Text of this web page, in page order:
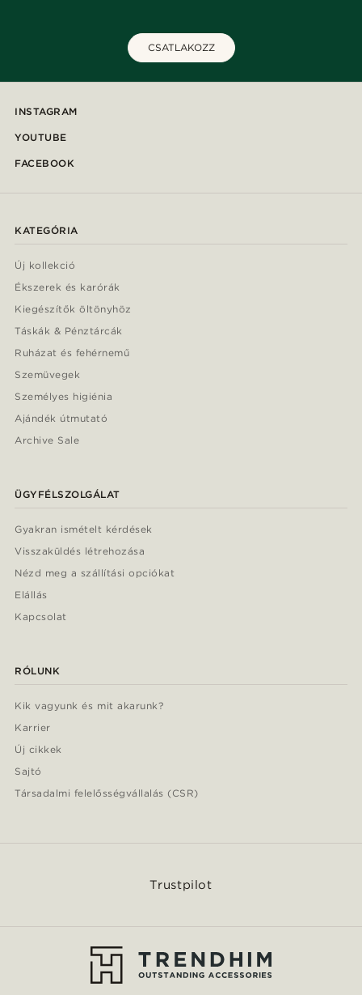
CSATLAKOZZ
INSTAGRAM
YOUTUBE
FACEBOOK
KATEGÓRIA
Új kollekció
Ékszerek és karórák
Kiegészítők öltönyhöz
Táskák & Pénztárcák
Ruházat és fehérnemű
Szemüvegek
Személyes higiénia
Ajándék útmutató
Archive Sale
ÜGYFÉLSZOLGÁLAT
Gyakran ismételt kérdések
Visszaküldés létrehozása
Nézd meg a szállítási opciókat
Elállás
Kapcsolat
RÓLUNK
Kik vagyunk és mit akarunk?
Karrier
Új cikkek
Sajtó
Társadalmi felelősségvállalás (CSR)
Trustpilot